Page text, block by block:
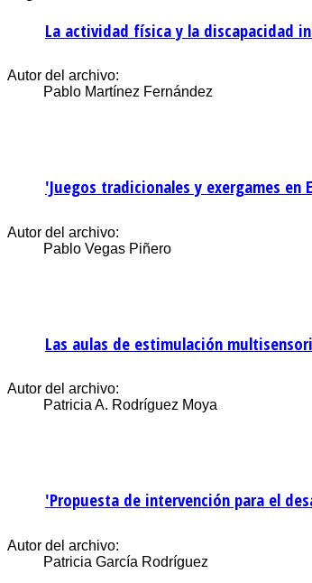
La actividad física y la discapacidad
Autor del archivo:
Pablo Martínez Fernández
'Juegos tradicionales y exergames en
Autor del archivo:
Pablo Vegas Piñero
Las aulas de estimulación
Autor del archivo:
Patricia A. Rodríguez Moya
'Propuesta de intervención para el
Autor del archivo:
Patricia García Rodríguez